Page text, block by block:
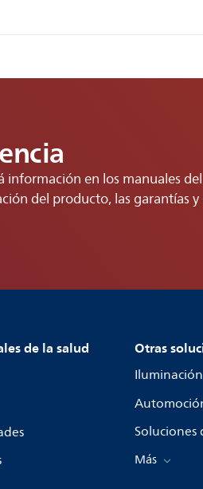
información en los manuales
del producto, las garantías y
de la salud Otras
Iluminación
Más